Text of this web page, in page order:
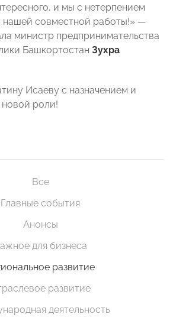
и мы с нетерпением
нашей совместной работы!» —
министр предпринимательства
Башкортостан Зухра
Исаеву с назначением и
роли!
Все
Главные события
Анонсы
для бизнеса
развитие
развитие
деятельность